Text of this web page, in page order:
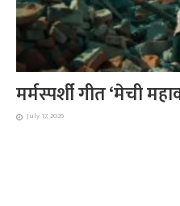
मर्मस्पर्शी गीत ‘मेची
July 17, 2026